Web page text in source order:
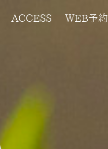
ACCESS WEB予約